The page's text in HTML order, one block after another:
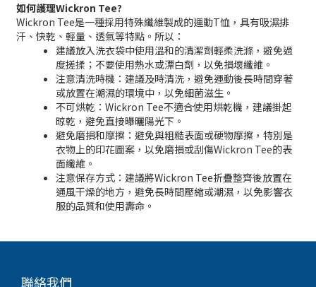
如何護理Wickron Tee?
Wickron Tee是一種採用特殊纖維製成的運動T恤，具有吸濕排
汗、快乾、輕量、透氣等特點。所以：
建議放入洗衣袋中使用溫和的清潔劑輕柔洗滌，避免過
度搓揉；不要使用熱水或漂白劑，以免損壞纖維。
注意清洗時機：建議及時清洗，避免運動後長時間穿著
或放置在潮濕的環境中，以免細菌滋生。
不可烘乾：Wickron Tee不適合使用烘乾機，建議掛起
晾乾，避免直接曝曬陽光下。
避免磨損和摩擦：避免與粗糙表面或硬物摩擦，特別是
衣物上的印花圖案，以免磨損或刮傷Wickron Tee的表
面纖維。
注意保存方式：建議將Wickron Tee折疊整齊後放置在
通風干燥的地方，避免長時間壓縮或潮濕，以免影響衣
服的品質和使用壽命。
聯絡我們